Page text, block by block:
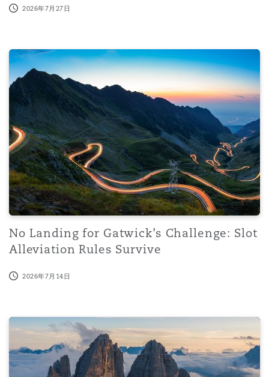
Insurance Coverage
MRO (Maintenance, Repair &
Non-Contentious
技术、外包与数据
Financial Institutions,
Officers
Healthcare
Insurance Coverage
Marine
Product Liability & Recall
管法规与调查
Safety, Security, Health &
尔本
德里 – 联营办公室
海
加坡
萨斯城
斯维加斯
杉矶
阿密
特利尔
兰治县
塞尔多夫
丁堡
拉斯哥（G1大厦）
尔福德
堡
敦
2026年7月27日
No Landing for Gatwick’s Challenge: Slot Alleviation
No Landing for Gatwick’s Challenge: Slot
Alleviation Rules Survive
2026年7月14日
The EU makes progress on reforming air passenger